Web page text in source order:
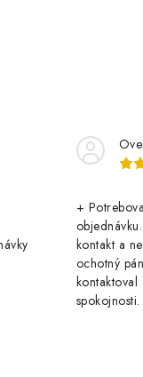
+
kontakt a
ochotný